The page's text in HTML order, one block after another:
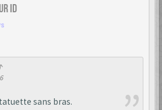
ID
sans bras.